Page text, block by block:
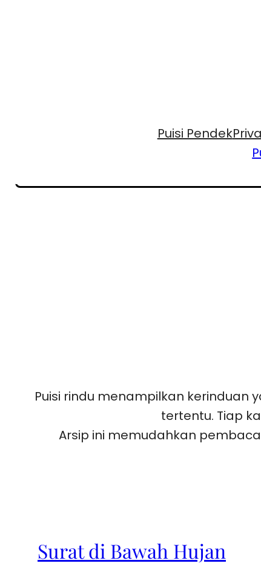
Puisi Pendek
Puisi rindu menampilkan
tertentu. Tiap
Arsip ini memudahkan
Surat di Bawah Hujan